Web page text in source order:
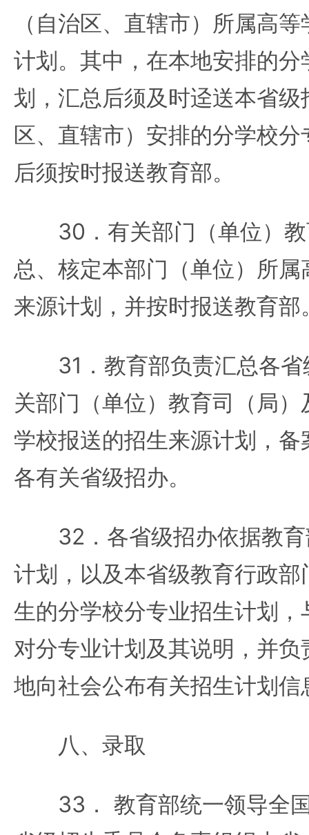
（自治区、直辖市）所属高
计划。其中，在本地安排的
划，汇总后须及时迳送本省
区、直辖市）安排的分学校
后须按时报送教育部。
30．有关部门（单位）教
总、核定本部门（单位）所
来源计划，并按时报送教育部
31．教育部负责汇总各省
关部门（单位）教育司（局
学校报送的招生来源计划，
各有关省级招办。
32．各省级招办依据教育
计划，以及本省级教育行政
生的分学校分专业招生计划
对分专业计划及其说明，并
地向社会公布有关招生计划信
八、录取
33． 教育部统一领导全国